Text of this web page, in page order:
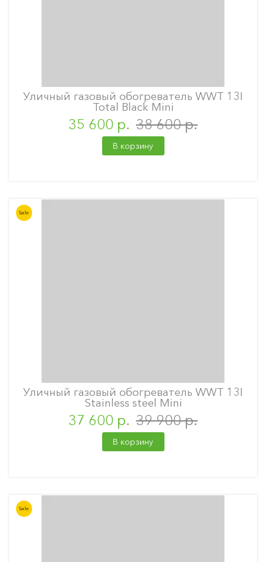
Уличный газовый обогреватель WWT 13I
Total Black Mini
35 600 р. 38 600 р.
В корзину
Sale
Уличный газовый обогреватель WWT 13I
Stainless steel Mini
37 600 р. 39 900 р.
В корзину
Sale